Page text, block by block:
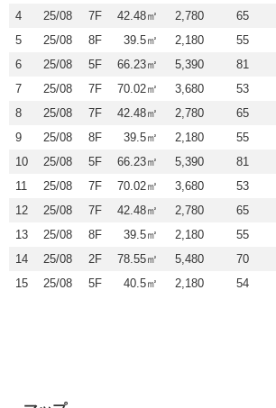
4 25/08 7F 42.48㎡ 2,780 65
5 25/08 8F 39.5㎡ 2,180 55
6 25/08 5F 66.23㎡ 5,390 81
7 25/08 7F 70.02㎡ 3,680 53
8 25/08 7F 42.48㎡ 2,780 65
9 25/08 8F 39.5㎡ 2,180 55
10 25/08 5F 66.23㎡ 5,390 81
11 25/08 7F 70.02㎡ 3,680 53
12 25/08 7F 42.48㎡ 2,780 65
13 25/08 8F 39.5㎡ 2,180 55
14 25/08 2F 78.55㎡ 5,480 70
15 25/08 5F 40.5㎡ 2,180 54